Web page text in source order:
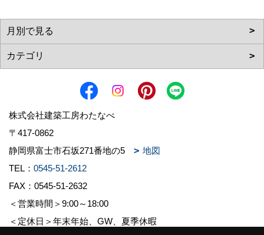
株式会社建築工房わたなべ
〒417-0862
静岡県富士市石坂271番地の5
地図
TEL： 0545-51-2612
FAX：0545-51-2632
＜営業時間＞9:00～18:00
＜定休日＞年末年始、GW、夏季休暇